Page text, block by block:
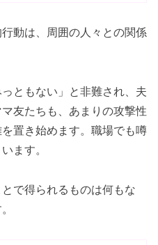
動は、周囲の人々との関係
ともない」と非難され、夫
友たちも、あまりの攻撃性
置き始めます。職場でも噂
ます。
で得られるものは何もな